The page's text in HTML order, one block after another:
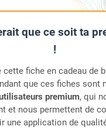
que ce soit ta
!
cette fiche en cadeau de
que ces fiches sont
premium, qui
et nous permettent de
une application de